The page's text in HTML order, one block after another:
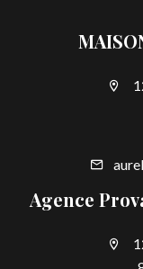
Agence